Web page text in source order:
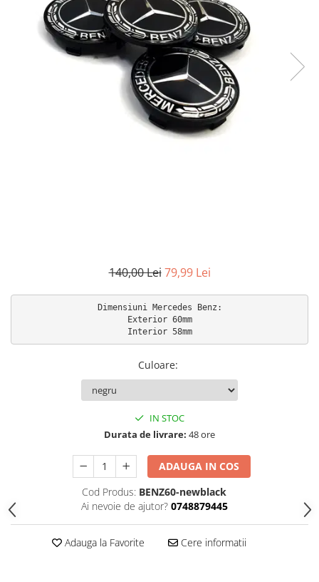
140,00 Lei 79,99 Lei
Dimensiuni Mercedes Benz:
Exterior 60mm
Interior 58mm
Culoare:
IN STOC
Durata de livrare: 48 ore
ADAUGA IN COS
Cod Produs: BENZ60-newblack
Ai nevoie de ajutor? 0748879445
Adauga la Favorite Cere informatii